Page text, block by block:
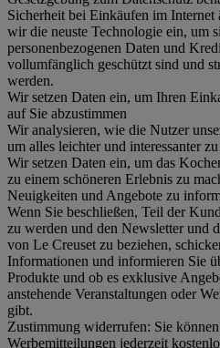
Sicherheit bei Einkäufen im Internet
wir die neuste Technologie ein, um
personenbezogenen Daten und
vollumfänglich geschützt sind und
werden.
Wir setzen Daten ein, um Ihren
auf Sie abzustimmen
Wir analysieren, wie die Nutzer
um alles leichter und interessanter
Wir setzen Daten ein, um das
zu einem schöneren Erlebnis zu
Neuigkeiten und Angebote zu
Wenn Sie beschließen, Teil der
zu werden und den Newsletter und
von Le Creuset zu beziehen,
Informationen und informieren Sie
Produkte und ob es exklusive
anstehende Veranstaltungen oder
gibt.
Zustimmung widerrufen: Sie
Werbemitteilungen jederzeit